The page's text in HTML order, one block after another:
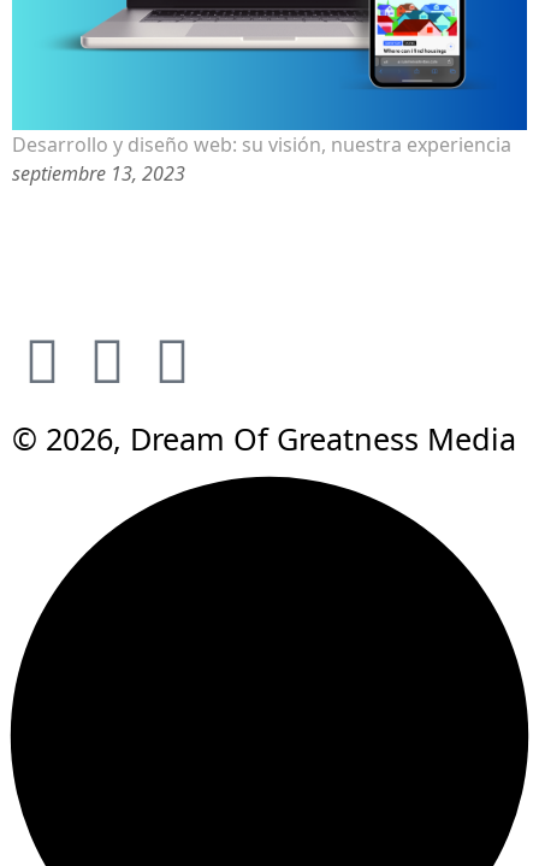
Desarrollo y diseño web: su visión, nuestra experiencia
septiembre 13, 2023
© 2026, Dream Of Greatness Media